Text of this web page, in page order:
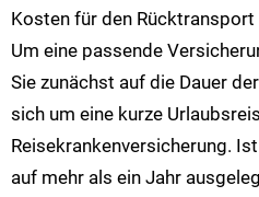
Kosten für den Rücktransport
Um eine passende
Sie zunächst auf die Dauer
sich um eine kurze
Reisekrankenversicherung.
auf mehr als ein Jahr